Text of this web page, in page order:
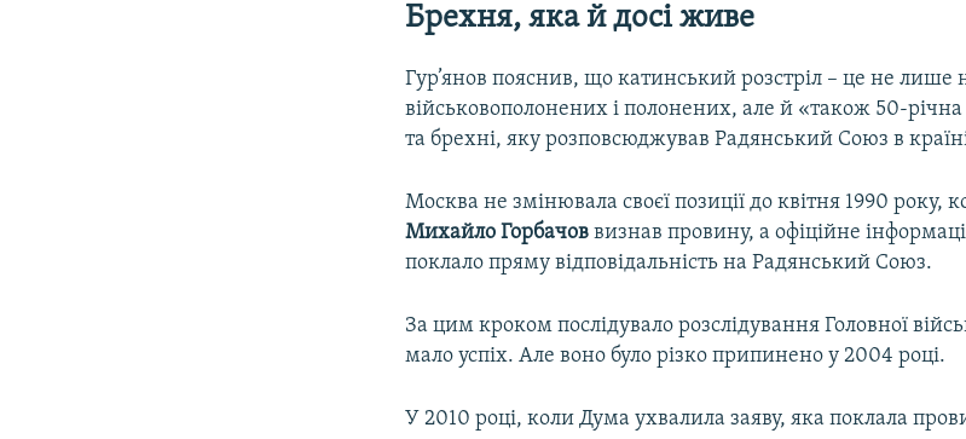
Брехня,яка й досі живе
Гур’янов пояснив, що катинський розстріл – це не лише
військовополонених і полонених, але й «також 50-річна
та брехні, яку розповсюджував Радянський Союз в країні
Москва не змінювала своєї позиції до квітня 1990 року,
МихайлоГорбачоввизнав провину, а офіційне
поклало пряму відповідальність на Радянський Союз.
За цим кроком послідувало розслідування Головної
мало успіх. Але воно було різко припинено у 2004 році.
У 2010 році, коли Дума ухвалила заяву, яка поклала